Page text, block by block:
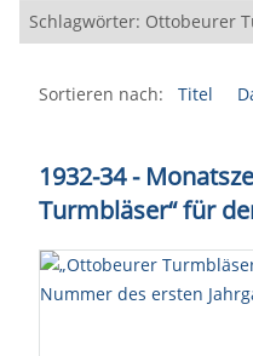
Schlagwörter: Ottobeurer
Sortieren nach: Titel
1932-34 -
Turmbläser“für